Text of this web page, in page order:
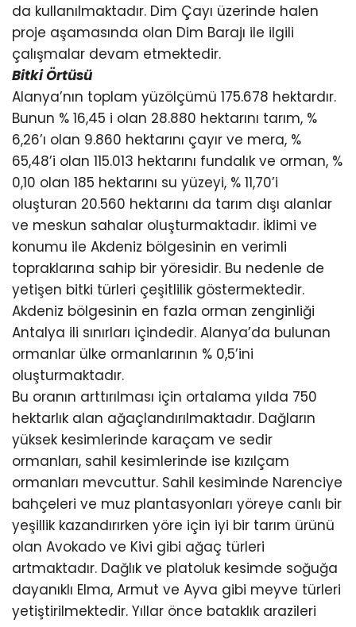
da kullanılmaktadır. Dim Çayı üzerinde halen
proje aşamasında olan Dim Barajı ile ilgili
çalışmalar devam etmektedir.
Bitki Örtüsü
Alanya’nın toplam yüzölçümü 175.678 hektardır.
Bunun % 16,45 i olan 28.880 hektarını tarım, %
6,26’ı olan 9.860 hektarını çayır ve mera, %
65,48’i olan 115.013 hektarını fundalık ve orman, %
0,10 olan 185 hektarını su yüzeyi, % 11,70’i
oluşturan 20.560 hektarını da tarım dışı alanlar
ve meskun sahalar oluşturmaktadır. İklimi ve
konumu ile Akdeniz bölgesinin en verimli
topraklarına sahip bir yöresidir. Bu nedenle de
yetişen bitki türleri çeşitlilik göstermektedir.
Akdeniz bölgesinin en fazla orman zenginliği
Antalya ili sınırları içindedir. Alanya’da bulunan
ormanlar ülke ormanlarının % 0,5’ini
oluşturmaktadır.
Bu oranın arttırılması için ortalama yılda 750
hektarlık alan ağaçlandırılmaktadır. Dağların
yüksek kesimlerinde karaçam ve sedir
ormanları, sahil kesimlerinde ise kızılçam
ormanları mevcuttur. Sahil kesiminde Narenciye
bahçeleri ve muz plantasyonları yöreye canlı bir
yeşillik kazandırırken yöre için iyi bir tarım ürünü
olan Avokado ve Kivi gibi ağaç türleri
artmaktadır. Dağlık ve platoluk kesimde soğuğa
dayanıklı Elma, Armut ve Ayva gibi meyve türleri
yetiştirilmektedir. Yıllar önce bataklık arazileri